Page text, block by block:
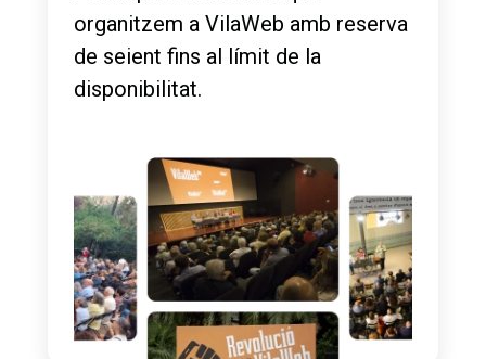
organitzem a VilaWeb amb reserva
de seient fins al límit de la
disponibilitat.